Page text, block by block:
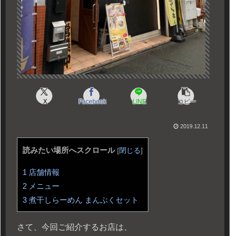
X Facebook LINE コピー
2019.12.11
読みたい場所へスクロール [閉じる]
1 店舗情報
2 メニュー
3 煮干しらーめん まんぷくセット
さて、今回ご紹介するお店は、